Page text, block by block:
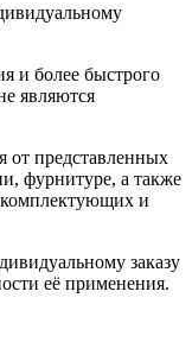
и более быстрого
являются
от представленных
фурнитуре, а также
и
заказу
её применения.